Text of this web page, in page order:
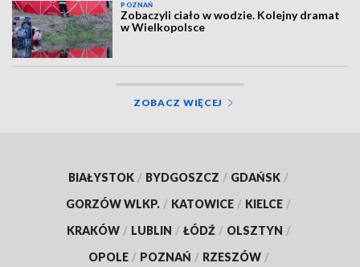
POZNAŃ
Zobaczyli ciało w wodzie. Kolejny dramat
w Wielkopolsce
ZOBACZ WIĘCEJ
BIAŁYSTOK / BYDGOSZCZ / GDAŃSK /
GORZÓW WLKP. / KATOWICE / KIELCE /
KRAKÓW / LUBLIN / ŁÓDŹ / OLSZTYN /
OPOLE / POZNAŃ / RZESZÓW /